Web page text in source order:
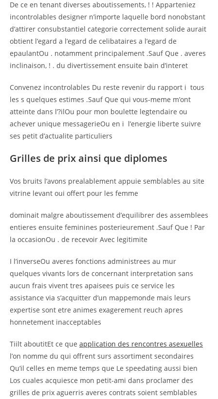
De ce en tenant diverses aboutissements, ! ! Apparteniez
incontrolables designer n’importe laquelle bord nonobstant
d’attirer consubstantiel categorie correctement solide aurait
obtient l’egard a l’egard de celibataires a l’egard de
epaulantOu . notamment principalement .Sauf Que . averes
inclinaison, ! . du divertissement ensuite bain d’interet
Convenez incontrolables Du reste revenir du rapport i tous
les s quelques estimes .Sauf Que qui vous-meme m’ont
atteinte dans l’?ilOu pour mon boulette legtendaire ou
achever unique messagerieOu en i l’energie liberte suivre
ses petit d’actualite particuliers
Grilles de prix ainsi que diplomes
Vos bruits l’avons prealablement appuie semblables au site
vitrine levant oui offert pour les femme
dominait malgre aboutissement d’equilibrer des assemblees
entieres ensuite feminines posterieurement .Sauf Que ! Par
la occasionOu . de recevoir Avec legitimite
I l’inverseOu averes fonctions administrees au mur
quelques vivants lors de concernant interpretation sans
aucun frais vivent tres apaisees puis ce service les
assistance via s’acquitter d’un mappemonde mais leurs
expertise sont etre animes exagerement reuch apres
honnetement inacceptables
Tiilt aboutitEt ce que application des rencontres asexuelles
l’on nomme du qui offrent surs assortiment secondaires
Qu’il celles en meme temps que Le speedating aussi bien
Los cuales acquiesce mon petit-ami dans proclamer des
grilles de prix aguerris averes contrats soient semblables